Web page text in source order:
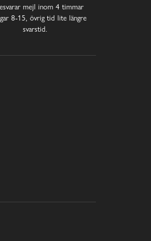
mejl inom 4 timmar
8-15, övrig tid lite längre
svarstid.